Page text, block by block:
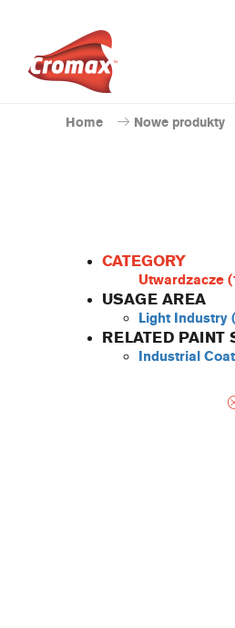
Home Nowe produkty
CATEGORY
Utwardzacze
USAGE AREA
Light Industry
RELATED PAINT
Industrial